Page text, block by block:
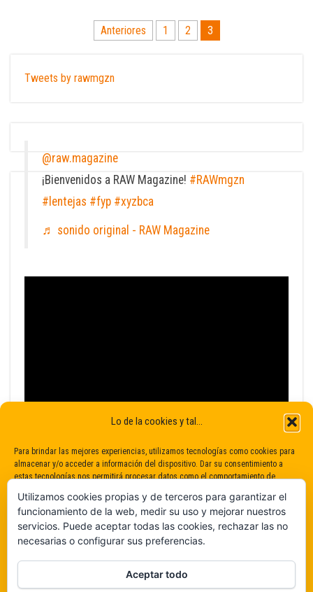
Lo de la cookies y tal...
Para brindar las mejores experiencias, utilizamos tecnologías como cookies para
almacenar y/o acceder a información del dispositivo. Dar su consentimiento a
estas tecnologías nos permitirá procesar datos como el comportamiento de
consentimiento puede afectar negativamente a determinadas características y
funciones.
De ninguna manera
entradas
Anteriores 1 2 3
Tweets by rawmgzn
@raw.magazine
¡Bienvenidos a RAW Magazine! #RAWmgzn
#lentejas #fyp #xyzbca
♬ sonido original - RAW Magazine
Utilizamos cookies propias y de terceros para garantizar el
funcionamiento de la web, medir su uso y mejorar nuestros
servicios. Puede aceptar todas las cookies, rechazar las no
necesarias o configurar sus preferencias.
Aceptar todo